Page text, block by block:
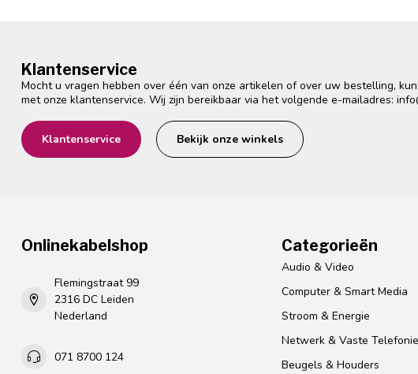
Klantenservice
Mocht u vragen hebben over één van onze artikelen of over uw bestelling,
met onze klantenservice. Wij zijn bereikbaar via het volgende e-mailadres:
Klantenservice Bekijk onze winkels
Onlinekabelshop
Flemingstraat 99
2316 DC Leiden
Nederland
071 8700 124
Categorieën
Audio & Video
Computer & Smart Media
Stroom & Energie
Netwerk & Vaste Telefonie
Beugels & Houders